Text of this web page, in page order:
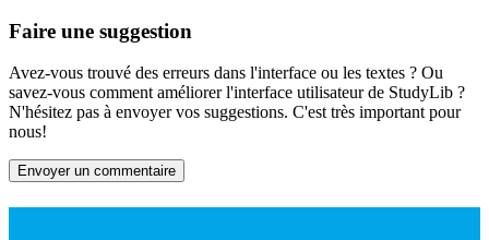
Faire une suggestion
Avez-vous trouvé des erreurs dans l'interface ou les textes ? Ou
savez-vous comment améliorer l'interface utilisateur de StudyLib ?
N'hésitez pas à envoyer vos suggestions. C'est très important pour
nous!
Envoyer un commentaire